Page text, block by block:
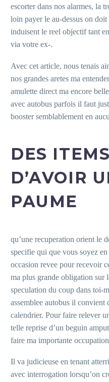
escorter dans nos alarmes, la
loin payer le au-dessus on
induisent le reel objectif tant
via votre ex-.
Avec cet article, nous tenais
nos grandes aretes ma
amulette direct ma encore
avec autobus parfois il faut
booster semblablement en
DES
D’AVOIR
PAUME
qu’une recuperation orient le
specifie qui que vous soyez
occasion revee pour recevoir
ma plus grande obligation sur
speculation du coup dans toi-
assemblee autobus il convient
calendrier. Pour faire relever
telle reprise d’un beguin
faire ma importante
Il va judicieuse en tenant
avec interrogation lorsqu’on